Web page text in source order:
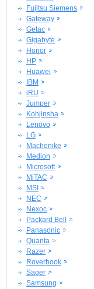
Fujitsu Siemens
Gateway
Getac
Gigabyte
Honor
HP
Huawei
IBM
iRU
Jumper
Kohjinsha
Lenovo
LG
Machenike
Medion
Microsoft
MiTAC
MSI
NEC
Nexoc
Packard Bell
Panasonic
Quanta
Razer
Roverbook
Sager
Samsung